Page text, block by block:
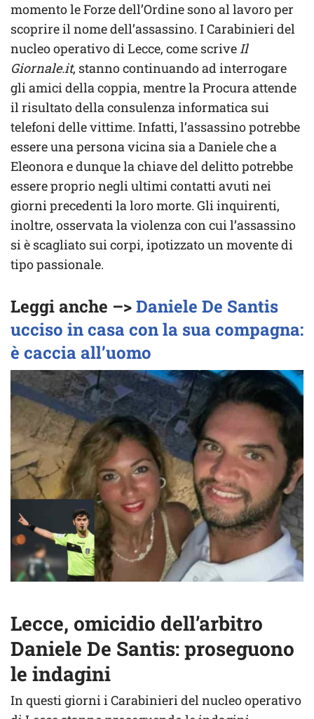
momento le Forze dell’Ordine sono al lavoro per
scoprire il nome dell’assassino. I Carabinieri del
nucleo operativo di Lecce, come scriveIl
Giornale.it, stanno continuando ad interrogare
gli amici della coppia, mentre la Procura attende
il risultato della consulenza informatica sui
telefoni delle vittime. Infatti, l’assassino potrebbe
essere una persona vicina sia a Daniele che a
Eleonora e dunque la chiave del delitto potrebbe
essere proprio negli ultimi contatti avuti nei
giorni precedenti la loro morte. Gli inquirenti,
inoltre, osservata la violenza con cui l’assassino
si è scagliato sui corpi, ipotizzato un movente di
tipo passionale.
Leggi anche –>Daniele De Santis
ucciso in casa con la sua compagna:
è caccia all’uomo
Lecce, omicidio dell’arbitro
Daniele De Santis: proseguono
le indagini
In questi giorni i Carabinieri del nucleo operativo